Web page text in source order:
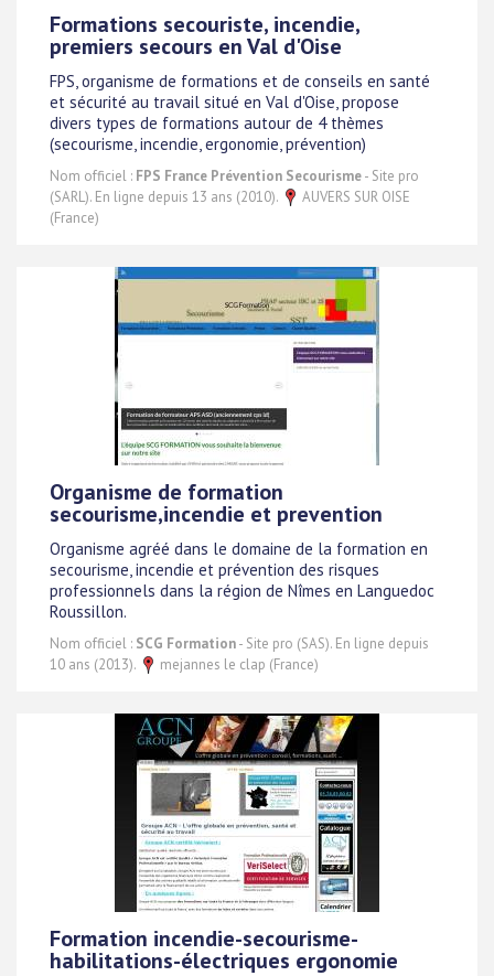
Formations secouriste, incendie,
premiers secours en Val d'Oise
FPS, organisme de formations et de conseils en santé
et sécurité au travail situé en Val d'Oise, propose
divers types de formations autour de 4 thèmes
(secourisme, incendie, ergonomie, prévention)
Nom officiel : FPS France Prévention Secourisme- Site pro
(SARL). En ligne depuis 13 ans (2010).
AUVERS SUR OISE
(France)
Organisme de formation
secourisme,incendie et prevention
Organisme agréé dans le domaine de la formation en
secourisme, incendie et prévention des risques
professionnels dans la région de Nîmes en Languedoc
Roussillon.
Nom officiel : SCG Formation- Site pro (SAS). En ligne depuis
10 ans (2013).
mejannes le clap (France)
Formation incendie-secourisme-
habilitations-électriques ergonomie